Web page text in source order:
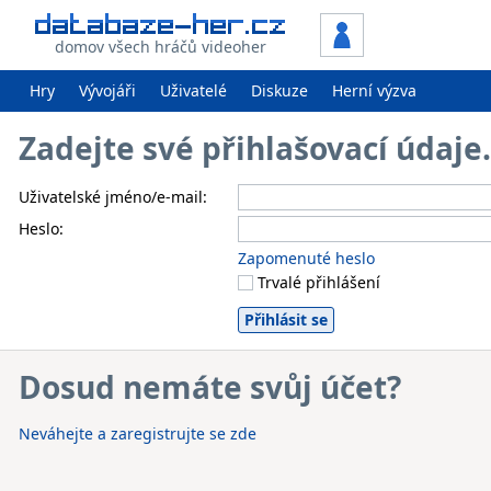
domov všech hráčů videoher
Hry Vývojáři Uživatelé Diskuze Herní výzva
Zadejte své přihlašovací
Uživatelské jméno/e-mail:
Heslo:
Zapomenuté heslo
Trvalé přihlášení
Dosud nemáte svůj účet?
Neváhejte a zaregistrujte se zde